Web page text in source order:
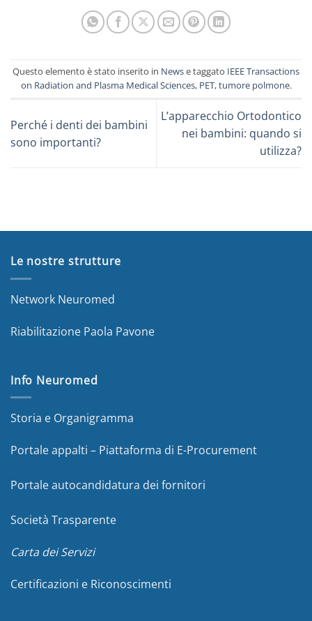
Questo elemento è stato inserito in Newse taggato IEEE Transactions
on Radiation and Plasma Medical Sciences, PET,tumore polmone.
Perché i denti dei bambini
sono importanti?
L’apparecchio Ortodontico
nei bambini: quando si
utilizza?
Le nostre strutture
Network Neuromed
Riabilitazione Paola Pavone
Info Neuromed
Storia e Organigramma
Portale appalti – Piattaforma di E-Procurement
Portale autocandidatura dei fornitori
Società Trasparente
Carta dei Servizi
Certificazioni e Riconoscimenti